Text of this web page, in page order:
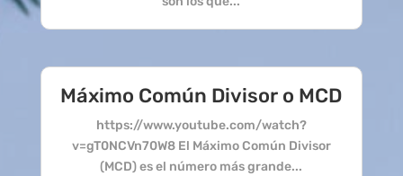
Máximo Común Divisor o MCD
https://www.youtube.com/watch?
v=gT0NCVn70W8 El Máximo Común Divisor
(MCD) es el número más grande...